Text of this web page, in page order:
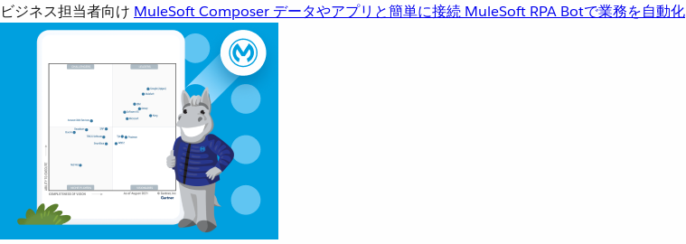
ビジネス担当者向け MuleSoft Composer データやアプリと簡単に接続 MuleSoft RPA Botで業務を自動化